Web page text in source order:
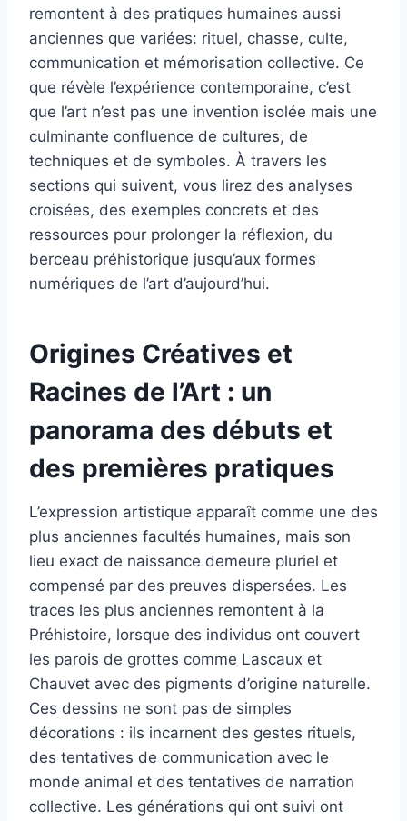
remontent à des pratiques humaines aussi
anciennes que variées: rituel, chasse, culte,
communication et mémorisation collective. Ce
que révèle l’expérience contemporaine, c’est
que l’art n’est pas une invention isolée mais une
culminante confluence de cultures, de
techniques et de symboles. À travers les
sections qui suivent, vous lirez des analyses
croisées, des exemples concrets et des
ressources pour prolonger la réflexion, du
berceau préhistorique jusqu’aux formes
numériques de l’art d’aujourd’hui.
Origines Créatives et
Racines de l’Art : un
panorama des débuts et
des premières pratiques
L’expression artistique apparaît comme une des
plus anciennes facultés humaines, mais son
lieu exact de naissance demeure pluriel et
compensé par des preuves dispersées. Les
traces les plus anciennes remontent à la
Préhistoire, lorsque des individus ont couvert
les parois de grottes comme Lascaux et
Chauvet avec des pigments d’origine naturelle.
Ces dessins ne sont pas de simples
décorations : ils incarnent des gestes rituels,
des tentatives de communication avec le
monde animal et des tentatives de narration
collective. Les générations qui ont suivi ont